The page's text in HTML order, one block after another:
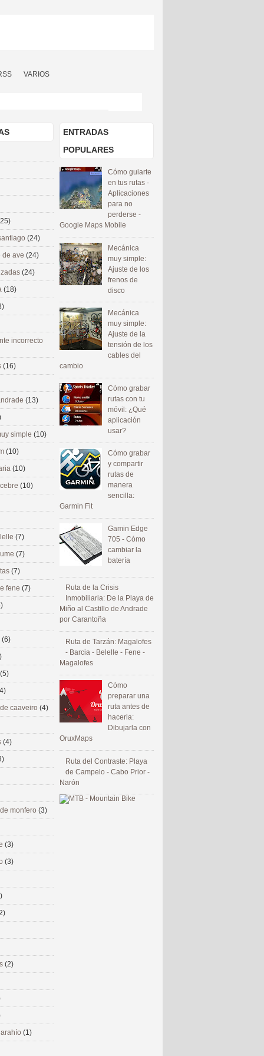
VARIOS
ENTRADAS
POPULARES
Cómo guiarte
en tus rutas -
Aplicaciones
para no
perderse -
Google Maps Mobile
Mecánica
muy simple:
Ajuste de los
frenos de
disco
Mecánica
muy simple:
Ajuste de la
tensión de los
cables del
cambio
Cómo grabar
rutas con tu
móvil: ¿Qué
aplicación
usar?
Cómo grabar
y compartir
rutas de
manera
sencilla:
Garmin Fit
Gamin Edge
705 - Cómo
cambiar la
batería
Ruta de la Crisis
Inmobiliaria: De la Playa de
Miño al Castillo de Andrade
por Carantoña
Ruta de Tarzán: Magalofes
- Barcia - Belelle - Fene -
Magalofes
Cómo
preparar una
ruta antes de
hacerla:
Dibujarla con
OruxMaps
Ruta del Contraste: Playa
de Campelo - Cabo Prior -
Narón
(24)
de ave (24)
(24)
(18)
incorrecto
(16)
(13)
simple (10)
(10)
(10)
(10)
(7)
(7)
(7)
fene (7)
(6)
(5)
caaveiro (4)
(4)
monfero (3)
(3)
(3)
(2)
(1)